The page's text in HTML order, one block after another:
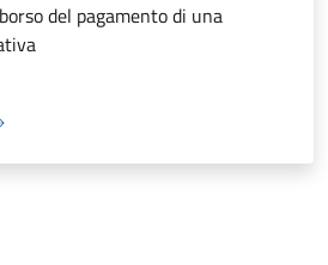
del pagamento di una